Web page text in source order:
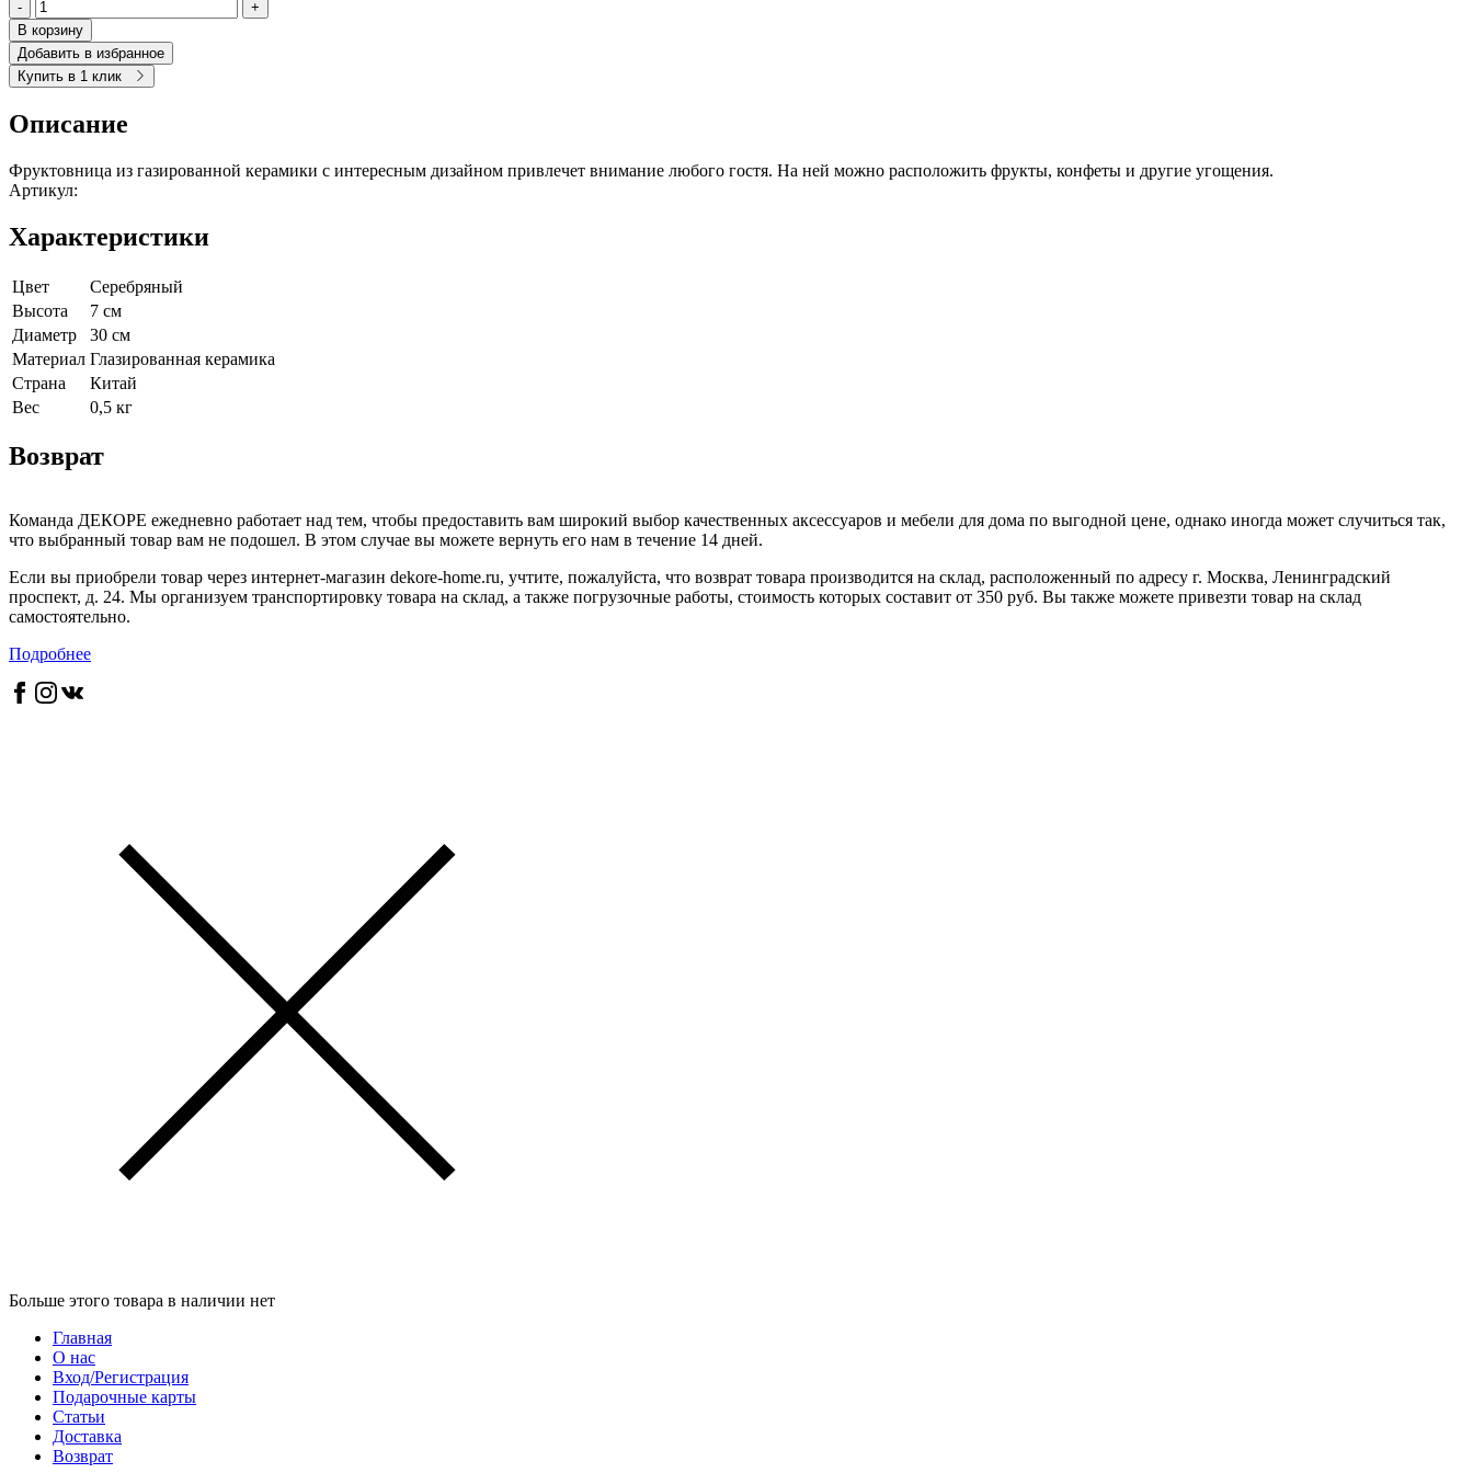
-
+
В корзину
Добавить в избранное
Купить в 1 клик
Описание
Фруктовница из газированной керамики с интересным дизайном привлечет внимание любого гостя. На ней можно расположить фрукты, конфеты и другие угощения.
Артикул:
Характеристики
Цвет
Серебряный
Высота
7 см
Диаметр
30 см
Материал Глазированная керамика
Страна
Китай
Вес
0,5 кг
Возврат
Команда ДЕКОРЕ ежедневно работает над тем, чтобы предоставить вам широкий выбор качественных аксессуаров и мебели для дома по выгодной цене, однако иногда может случиться так,
что выбранный товар вам не подошел. В этом случае вы можете вернуть его нам в течение 14 дней.
Если вы приобрели товар через интернет-магазин dekore-home.ru, учтите, пожалуйста, что возврат товара производится на склад, расположенный по адресу г. Москва, Ленинградский
проспект, д. 24. Мы организуем транспортировку товара на склад, а также погрузочные работы, стоимость которых составит от 350 руб. Вы также можете привезти товар на склад
самостоятельно.
Подробнее
Больше этого товара в наличии нет
Главная
О нас
Вход/Регистрация
Подарочные карты
Статьи
Доставка
Возврат